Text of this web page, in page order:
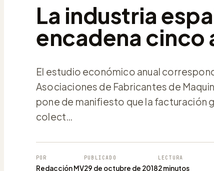
La industria
encadena cinco
El estudio económico anual
Asociaciones de Fabricantes de
pone de manifiesto que la facturación
colect…
POR
Redacción MV
PUBLICADO
29 de octubre de 2018
LECTURA
2 minutos